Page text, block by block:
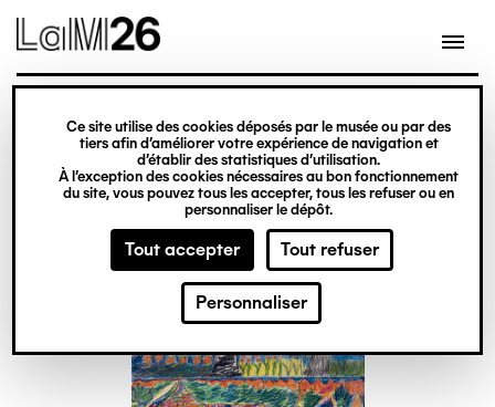
Gestion des cookies
Ce site utilise des cookies déposés par le musée ou par des
tiers afin d’améliorer votre expérience de navigation et
d’établir des statistiques d’utilisation.
À l’exception des cookies nécessaires au bon fonctionnement
du site, vous pouvez tous les accepter, tous les refuser ou en
personnaliser le dépôt.
Tout accepter Tout refuser
Personnaliser
contenu